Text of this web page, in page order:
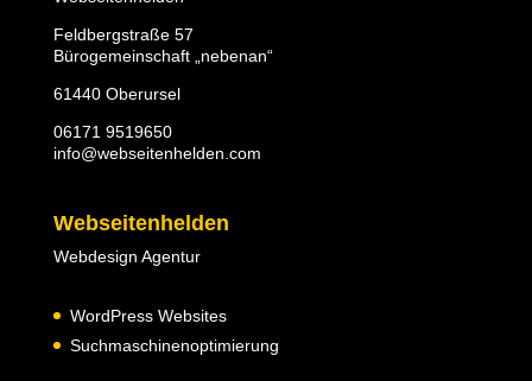
Feldbergstraße 57
Bürogemeinschaft „nebenan“
61440 Oberursel
06171 9519650
info@webseitenhelden.com
Webseitenhelden
Webdesign Agentur
WordPress Websites
Suchmaschinenoptimierung